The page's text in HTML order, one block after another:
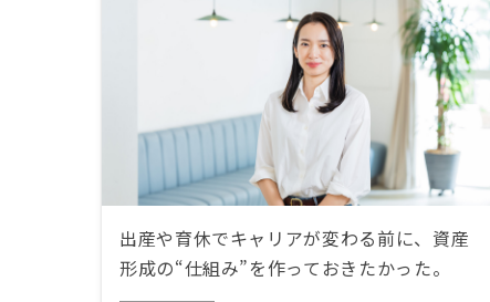
出産や育休でキャリアが変わる前に、資産
形成の“仕組み”を作っておきたかった。